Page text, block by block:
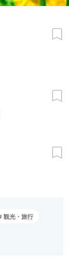
観光・旅行